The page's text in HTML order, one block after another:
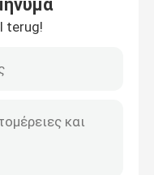
terug!